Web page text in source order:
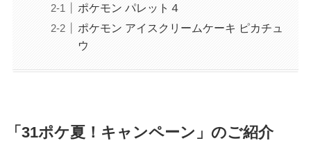
ポケモン パレット４
ポケモン アイスクリームケーキ ピカチュ
ウ
「31ポケ夏！キャンペーン」のご紹介